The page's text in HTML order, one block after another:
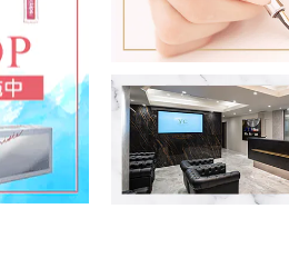
ィ) ショッピング
マッサージピ
ス 脂肪溶解注